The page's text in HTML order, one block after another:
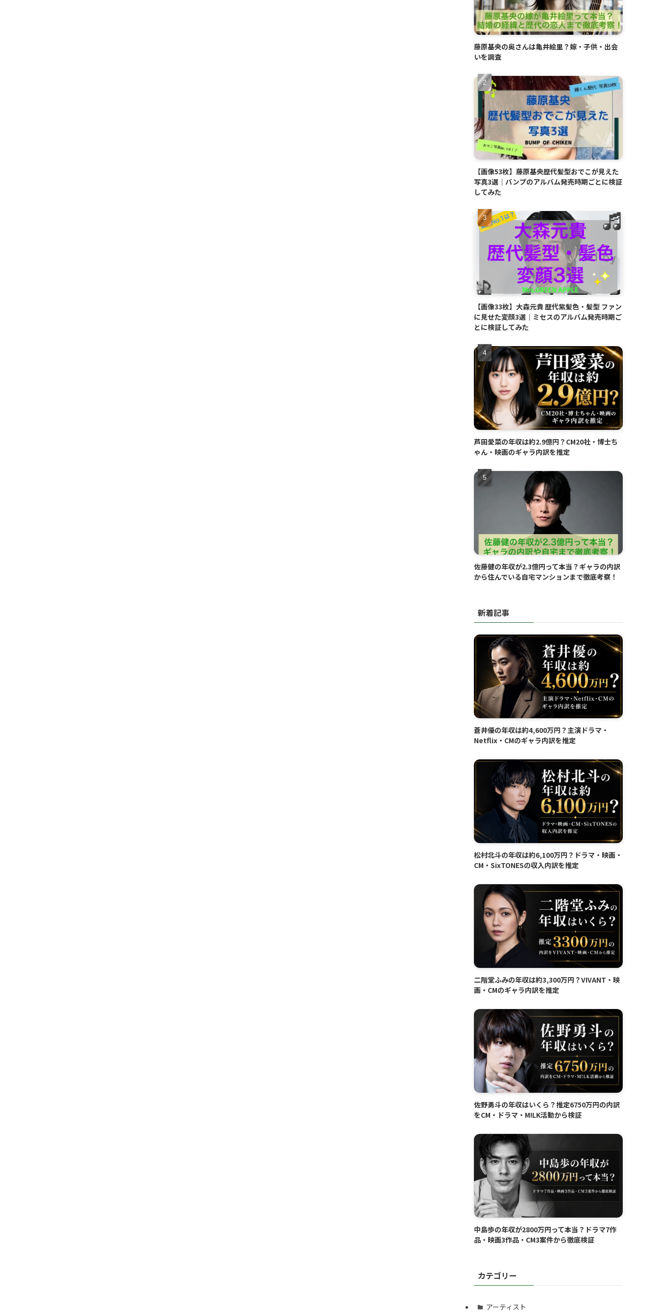
藤原基央の奥さんは亀井絵里？嫁・子供・出会
いを調査
【画像53枚】藤原基央歴代髪型おでこが見えた
写真3選｜バンプのアルバム発売時期ごとに検証
してみた
【画像33枚】大森元貴 歴代紫髪色・髪型 ファン
に見せた変顔3選｜ミセスのアルバム発売時期ご
とに検証してみた
芦田愛菜の年収は約2.9億円？CM20社・博士ち
ゃん・映画のギャラ内訳を推定
佐藤健の年収が2.3億円って本当？ギャラの内訳
から住んでいる自宅マンションまで徹底考察！
新着記事
蒼井優の年収は約4,600万円？主演ドラマ・
Netflix・CMのギャラ内訳を推定
松村北斗の年収は約6,100万円？ドラマ・映画・
CM・SixTONESの収入内訳を推定
二階堂ふみの年収は約3,300万円？VIVANT・映
画・CMのギャラ内訳を推定
佐野勇斗の年収はいくら？推定6750万円の内訳
をCM・ドラマ・M!LK活動から検証
中島歩の年収が2800万円って本当？ドラマ7作
品・映画3作品・CM3案件から徹底検証
カテゴリー
アーティスト